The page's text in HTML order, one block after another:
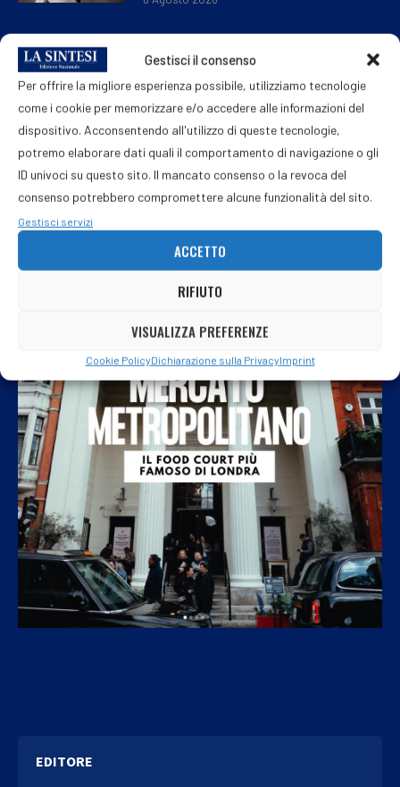
Gestisci il consenso
Per offrire la migliore esperienza possibile, utilizziamo tecnologie
come i cookie per memorizzare e/o accedere alle informazioni del
dispositivo. Acconsentendo all'utilizzo di queste tecnologie,
potremo elaborare dati quali il comportamento di navigazione o gli
ID univoci su questo sito. Il mancato consenso o la revoca del
consenso potrebbero compromettere alcune funzionalità del sito.
Gestisci servizi
ACCETTO
RIFIUTO
VISUALIZZA PREFERENZE
Cookie PolicyDichiarazione sulla PrivacyImprint
Conte scuote la Commissione Covid:
«Mascherine contraffatte dalla società
alla quale il governo Meloni ha dato 100
milioni»
6 Agosto 2026
EDITORE